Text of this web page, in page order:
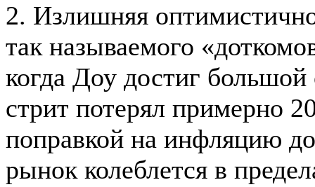
2. Излишняя
так называемого
когда Доу достиг
стрит потерял примерно
поправкой на инфляцию
рынок колеблется в